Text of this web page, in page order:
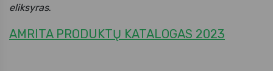
eliksyras.
AMRITA PRODUKTŲ KATALOGAS 2023